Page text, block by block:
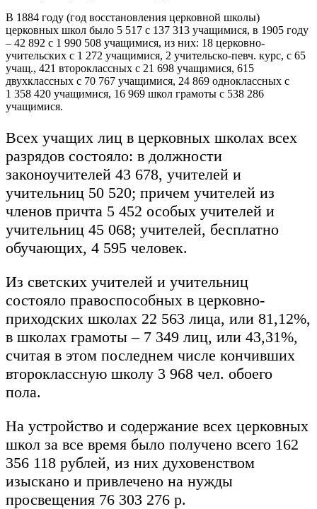
В 1884 году (год восстановления церковной школы)
церковных школ было 5 517 с 137 313 учащимися, в 1905 году
– 42 892 с 1 990 508 учащимися, из них: 18 церковно-
учительских с 1 272 учащимися, 2 учительско-певч. курс, с 65
учащ., 421 второклассных с 21 698 учащимися, 615
двухклассных с 70 767 учащимися, 24 869 одноклассных с
1 358 420 учащимися, 16 969 школ грамоты с 538 286
учащимися.
Всех учащих лиц в церковных школах всех
разрядов состояло: в должности
законоучителей 43 678, учителей и
учительниц 50 520; причем учителей из
членов причта 5 452 особых учителей и
учительниц 45 068; учителей, бесплатно
обучающих, 4 595 человек.
Из светских учителей и учительниц
состояло правоспособных в церковно-
приходских школах 22 563 лица, или 81,12%,
в школах грамоты – 7 349 лиц, или 43,31%,
считая в этом последнем числе кончивших
второклассную школу 3 968 чел. обоего
пола.
На устройство и содержание всех церковных
школ за все время было получено всего 162
356 118 рублей, из них духовенством
изыскано и привлечено на нужды
просвещения 76 303 276 р.